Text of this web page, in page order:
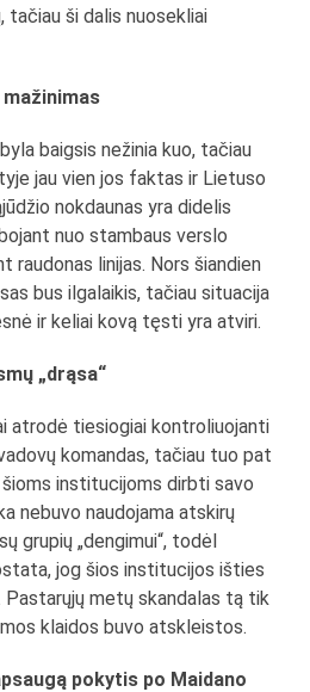
tačiau ši dalis nuosekliai
mažinimas
baigsis nežinia kuo, tačiau
jau vien jos faktas ir Lietuso
nokdaunas yra didelis
nuo stambaus verslo
raudonas linijas. Nors šiandien
bus ilgalaikis, tačiau situacija
ir keliai kovą tęsti yra atviri.
„drąsa“
atrodė tiesiogiai kontroliuojanti
komandas, tačiau tuo pat
institucijoms dirbti savo
nebuvo naudojama atskirų
grupių „dengimui“, todėl
jog šios institucijos išties
Pastarųjų metų skandalas tą tik
klaidos buvo atskleistos.
pokytis po Maidano